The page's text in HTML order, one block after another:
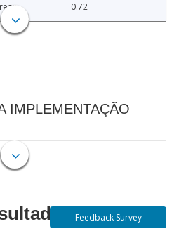
0.72
IMPLEMENTAÇÃO
Feedback Survey